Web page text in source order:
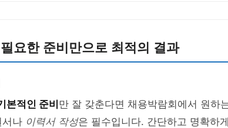
요한 준비만으로 최적의 결과
본적인 준비 만 잘 갖춘다면 채용박람회에서 원하
서나 이력서 작성은 필수입니다. 간단하고 명확하